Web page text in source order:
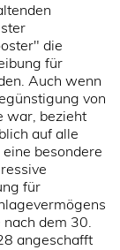
die
für
Auch wenn
von
war, bezieht
auf alle
besondere
für
dem 30.
angeschafft